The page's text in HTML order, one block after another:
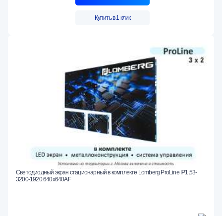
Купить в 1 клик
Светодиодный экран стационарный в комплекте Lomberg ProLine IP1,53-
3200-1920.640x640AF